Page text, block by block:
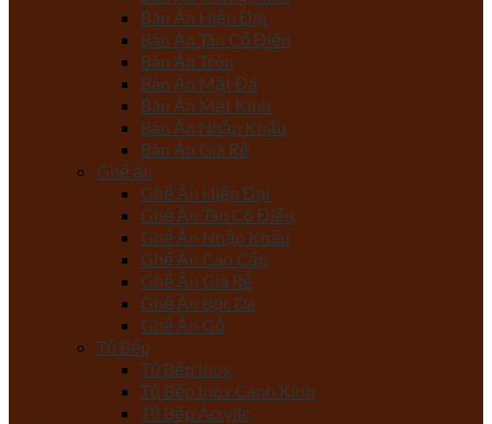
Bàn Ăn Hiện Đại
Bàn Ăn Tân Cổ Điển
Bàn Ăn Tròn
Bàn Ăn Mặt Đá
Bàn Ăn Mặt Kính
Bàn Ăn Nhập Khẩu
Bàn Ăn Giá Rẻ
Ghế ăn
Ghế Ăn Hiện Đại
Ghế Ăn Tân Cổ Điển
Ghế Ăn Nhập Khẩu
Ghế Ăn Cao Cấp
Ghế Ăn Giá Rẻ
Ghế Ăn Bọc Da
Ghế Ăn Gỗ
Tủ Bếp
Tủ Bếp Inox
Tủ Bếp Inox Cánh Kính
Tủ Bếp Acrylic